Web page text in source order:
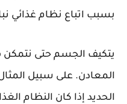
بسبب اتباع نظام غذائي
يتكيف الجسم حتى نتمكن
المعادن. على سبيل
الحديد إذا كان النظام